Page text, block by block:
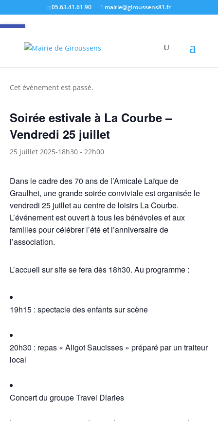
05.63.41.61.90 mairie@giroussens81.fr
Cet évènement est passé.
Soirée estivale à La Courbe –
Vendredi 25 juillet
25 juillet 2025-18h30 - 22h00
Dans le cadre des 70 ans de l’Amicale Laïque de
Graulhet, une grande soirée conviviale est organisée le
vendredi 25 juillet au centre de loisirs La Courbe.
L’événement est ouvert à tous les bénévoles et aux
familles pour célébrer l’été et l’anniversaire de
l’association.
L’accueil sur site se fera dès 18h30. Au programme :
19h15 : spectacle des enfants sur scène
20h30 : repas « Aligot Saucisses » préparé par un traiteur
local
Concert du groupe Travel Diaries
Ouvrir la barre d’outils